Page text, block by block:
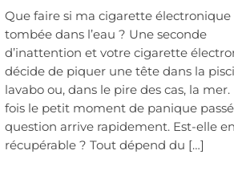
Que faire si ma cigarette électronique
tombée dans l’eau ? Une seconde
d’inattention et votre cigarette
décide de piquer une tête dans la
lavabo ou, dans le pire des cas, la mer.
fois le petit moment de panique
question arrive rapidement. Est-elle
récupérable ? Tout dépend du […]